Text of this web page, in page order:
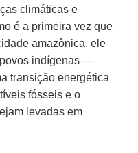
climáticas e
é a primeira vez que
amazônica, ele
indígenas —
transição energética
fósseis e o
levadas em